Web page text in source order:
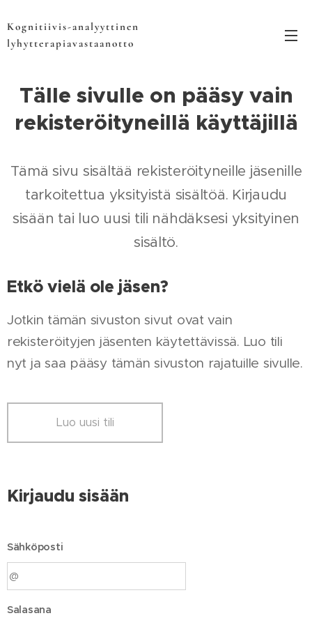
Kognitiivis-analyyttinen
lyhytterapiavastaanotto
Tälle sivulle on pääsy vain
rekisteröityneillä käyttäjillä
Tämä sivu sisältää rekisteröityneille jäsenille
tarkoitettua yksityistä sisältöä. Kirjaudu
sisään tai luo uusi tili nähdäksesi yksityinen
sisältö.
Etkö vielä ole jäsen?
Jotkin tämän sivuston sivut ovat vain
rekisteröityjen jäsenten käytettävissä. Luo tili
nyt ja saa pääsy tämän sivuston rajatuille sivulle.
Luo uusi tili
Kirjaudu sisään
Sähköposti
Salasana